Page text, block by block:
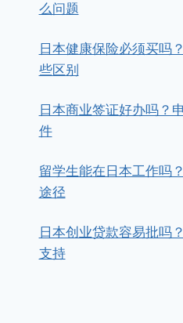
么问题
日本健康保险必须买吗
些区别
日本商业签证好办吗？
件
留学生能在日本工作吗
途径
日本创业贷款容易批吗
支持